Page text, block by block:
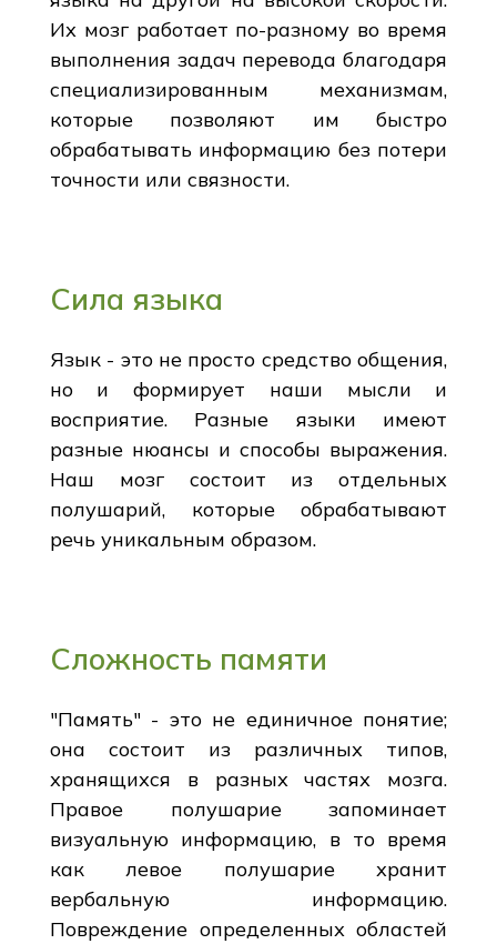
Их мозг работает по-разному во время
выполнения задач перевода благодаря
специализированным механизмам,
которые позволяют им быстро
обрабатывать информацию без потери
точности или связности.
Сила языка
Язык - это не просто средство общения,
но и формирует наши мысли и
восприятие. Разные языки имеют
разные нюансы и способы выражения.
Наш мозг состоит из отдельных
полушарий, которые обрабатывают
речь уникальным образом.
Сложность памяти
"Память" - это не единичное понятие;
она состоит из различных типов,
хранящихся в разных частях мозга.
Правое полушарие запоминает
визуальную информацию, в то время
как левое полушарие хранит
вербальную информацию.
Повреждение определенных областей